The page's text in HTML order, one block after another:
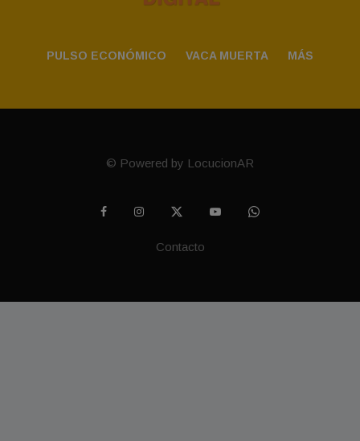
PULSO ECONÓMICO VACA MUERTA MÁS
© Powered by LocucionAR
Contacto